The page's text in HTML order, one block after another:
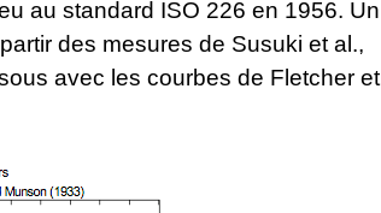
au standard ISO 226 en 1956. Un
des mesures de Susuki et al.,
avec les courbes de Fletcher et